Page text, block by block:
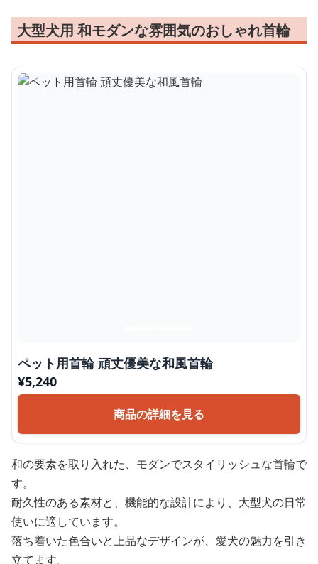
大型犬用 和モダンな雰囲気のおしゃれ首輪
ペット用首輪 頑丈優美な和風首輪
¥5,240
商品の詳細を見る
和の要素を取り入れた、モダンでスタイリッシュな首輪で
す。
耐久性のある素材と、機能的な設計により、大型犬の日常
使いに適しています。
落ち着いた色合いと上品なデザインが、愛犬の魅力を引き
立てます。